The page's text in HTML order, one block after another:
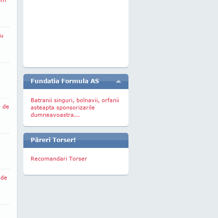
de
Fundatia Formula AS
Batranii singuri, bolnavii, orfanii
asteapta sponsorizarile
dumneavoastra...
Păreri Torser!
Recomandari Torser